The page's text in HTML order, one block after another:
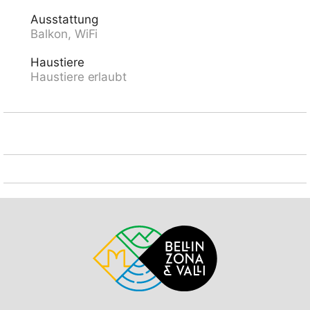
Lebensmittelgeschäft, Supermarkt 600 m,
Einkaufszentrum 1.4 km, Bäckerei, Fußgängerzone
Bushaltestelle "Ascona Centro (Bus Nr. 1)" 400 m,
Bahnstation "SBB-CFF Locarno-Muralto" 4.7 km,
Orselina, Locarno-Ascona, Ronco sopra Ascona,
Bellinzona, Monte Verità, Ascona, Brissago Inseln.
Bekannte Seen in der Umgebung sind gut erreichbar:
di Orta. Wandergebiete: Monte Veritè, Ronco s.
Ascona, Valle Maggia, VMonte Tamaro - Monte Lema,
Monte Tamaro - Monte Lema. Bitte beachten:
Babyausstattung auf Anfrage (extra). Be- und
Entladen am Ferienhaus möglich. Weitere Unterkünfte
Ausstattung
Balkon, WiFi
Haustiere
Haustiere erlaubt